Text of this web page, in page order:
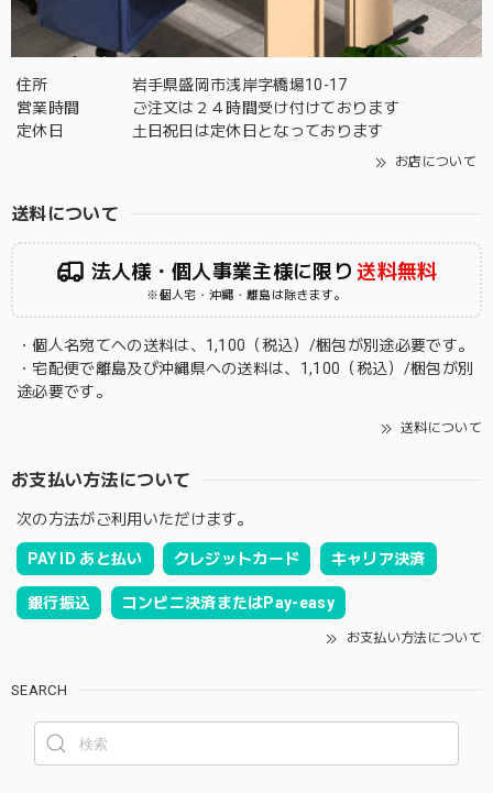
住所
岩手県盛岡市浅岸字橋場10-17
営業時間
ご注文は２４時間受け付けております
定休日
土日祝日は定休日となっております
お店について
送料について
法人様・個人事業主様に限り 送料無料
※個人宅・沖縄・離島は除きます。
・個人名宛てへの送料は、1,100（税込）/梱包が別途必要です。
・宅配便で離島及び沖縄県への送料は、1,100（税込）/梱包が別
途必要です。
送料について
お支払い方法について
次の方法がご利用いただけます。
PAY ID あと払い クレジットカード キャリア決済
銀行振込 コンビニ決済またはPay-easy
お支払い方法について
SEARCH